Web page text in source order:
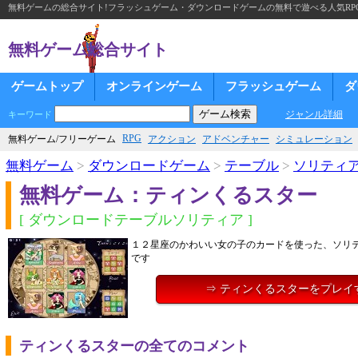
無料ゲームの総合サイト!フラッシュゲーム・ダウンロードゲームの無料で遊べる人気
無料ゲーム総合サイト
ゲームトップ オンラインゲーム フラッシュゲーム
キーワード ジャンル詳細
無料ゲーム/フリーゲーム RPG アクション アドベンチャー シミュレーション
無料ゲーム > ダウンロードゲーム > テーブル > ソリティ
無料ゲーム：ティンくるスター
[ ダウンロードテーブルソリティア ]
１２星座のかわいい女の子のカードを使った、ソリ
です
⇒ ティンくるスターをプレイ
ティンくるスターの全てのコメント